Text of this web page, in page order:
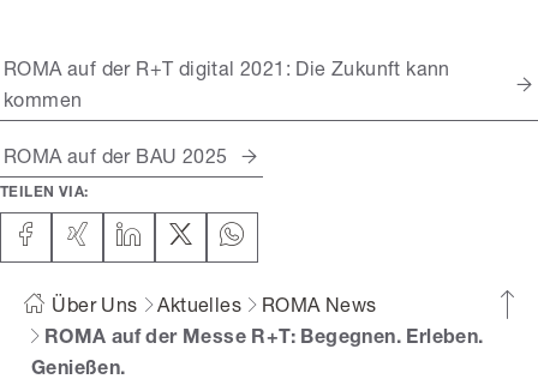
TEILEN VIA:
ROMA auf der R+T digital 2021: Die Zukunft kann
kommen
ROMA auf der BAU 2025
Über Uns Aktuelles
ROMA News
ROMA auf der Messe R+T: Begegnen. Erleben.
Genießen.